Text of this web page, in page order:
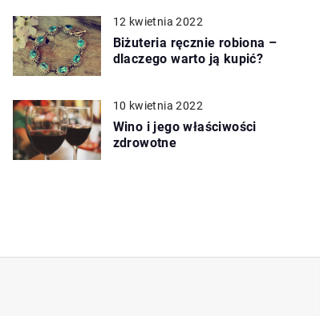
12 kwietnia 2022
Biżuteria ręcznie robiona –
dlaczego warto ją kupić?
10 kwietnia 2022
Wino i jego właściwości
zdrowotne